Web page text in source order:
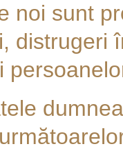
noi sunt
distrugeri